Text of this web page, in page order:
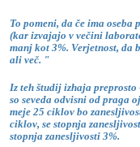
To pomeni, da če ima
(kar izvajajo v večini
manj kot 3%. Verjetnost, da
ali več. "
Iz teh študij izhaja preprosto
so seveda odvisni od praga
meje 25 ciklov bo
ciklov, se stopnja
stopnja zanesljivosti 3%.